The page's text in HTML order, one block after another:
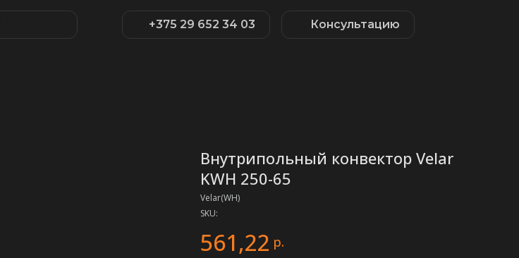
Консультацию
+375 29 652 34 03
Внутрипольный конвектор Velar
KWH 250-65
Velar(WH)
SKU:
561,22 р.